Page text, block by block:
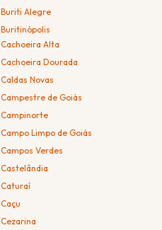
Buriti Alegre
Buritinópolis
Cachoeira Alta
Cachoeira Dourada
Caldas Novas
Campestre de Goiás
Campinorte
Campo Limpo de Goiás
Campos Verdes
Castelândia
Caturaí
Caçu
Cezarina